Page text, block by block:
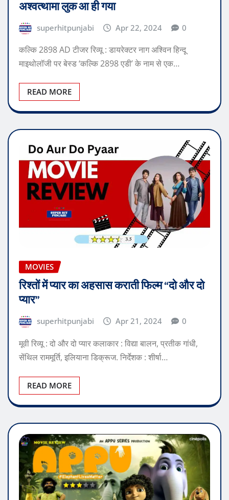
अश्वत्थामा लुक आ ही गया
superhitpunjabi Apr 22, 2024 0
कल्कि 2898 AD टीजर रिव्यू : डायरेक्टर नाग अश्विन हिन्दू
माइथोलॉजी पर बेस्ड ‘कल्कि 2898 एडी’ के नाम से एक…
READ MORE
MOVIES
रिश्तों में प्यार का अहसास कराती फिल्म “दो और दो
प्यार”
superhitpunjabi Apr 21, 2024 0
मूवी रिव्यू : दो और दो प्यार कलाकार : विद्या बालन, प्रतीक गांधी,
सेंथिल राममूर्ति, इलियाना डिक्रूज. निर्देशक : शीर्षा…
READ MORE